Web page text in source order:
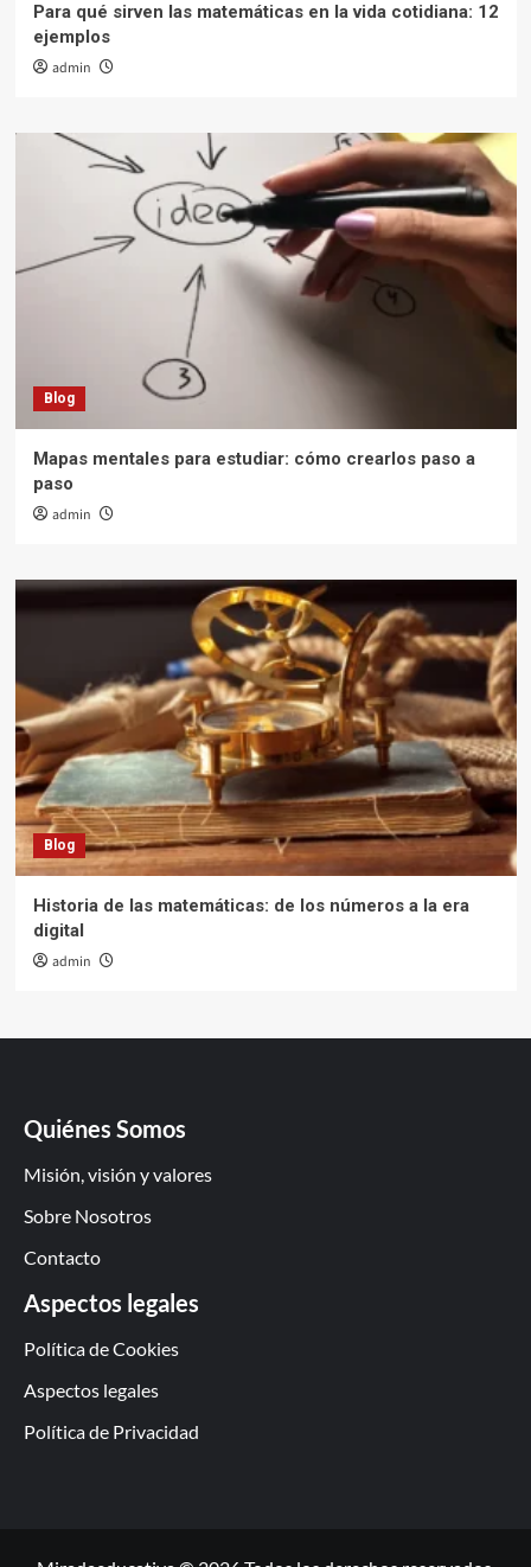
Para qué sirven las matemáticas en la vida cotidiana: 12
ejemplos
admin
Blog
Mapas mentales para estudiar: cómo crearlos paso a
paso
admin
Blog
Historia de las matemáticas: de los números a la era
digital
admin
Quiénes Somos
Misión, visión y valores
Sobre Nosotros
Contacto
Aspectos legales
Política de Cookies
Aspectos legales
Política de Privacidad